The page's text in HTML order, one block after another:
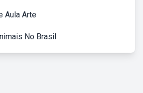
Aula Arte
No Brasil